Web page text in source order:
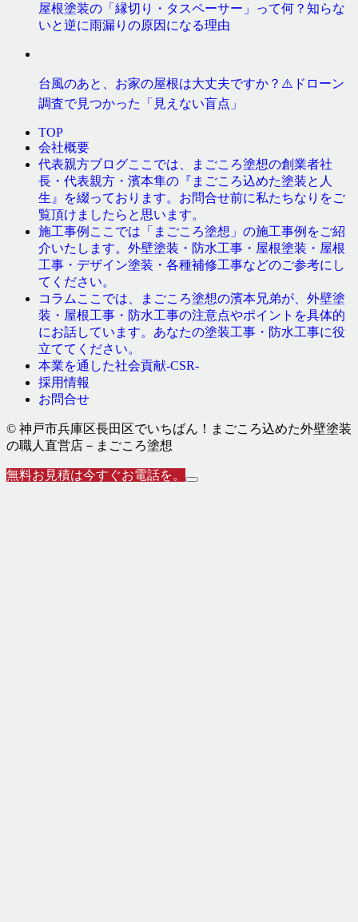
屋根塗装の「縁切り・タスペーサー」って何？知らな
いと逆に雨漏りの原因になる理由
台風のあと、お家の屋根は大丈夫ですか？⚠️ドローン
調査で見つかった「見えない盲点」
TOP
会社概要
代表親方ブログここでは、まごころ塗想の創業者社
長・代表親方・濱本隼の『まごころ込めた塗装と人
生』を綴っております。お問合せ前に私たちなりをご
覧頂けましたらと思います。
施工事例 ここでは「まごころ塗想」の施工事例をご紹
介いたします。外壁塗装・防水工事・屋根塗装・屋根
工事・デザイン塗装・各種補修工事などのご参考にし
てください。
コラム ここでは、まごころ塗想の濱本兄弟が、外壁塗
装・屋根工事・防水工事の注意点やポイントを具体的
にお話しています。あなたの塗装工事・防水工事に役
立ててください。
本業を通した社会貢献-CSR-
採用情報
お問合せ
© 神戸市兵庫区長田区でいちばん！まごころ込めた外壁塗装
の職人直営店－まごころ塗想
無料お見積は今すぐお電話を。